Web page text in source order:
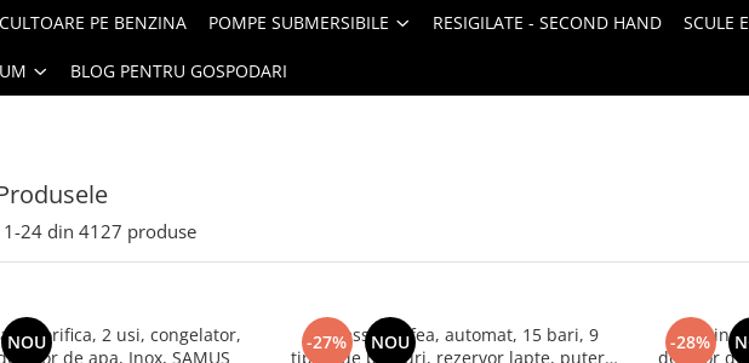
PE BENZINA POMPE SUBMERSIBILE RESIGILATE - SECOND HAND SCULE
BLOG PENTRU GOSPODARI
1-24 din 4127 produse
NOU
frigorifica, 2 usi, congelator,
de apa, Inox, SAMUS
-27% NOU
Espressor cafea, automat, 15 bari, 9
tipuri de bauturi, rezervor lapte, putere
-28%
Combina
dozator